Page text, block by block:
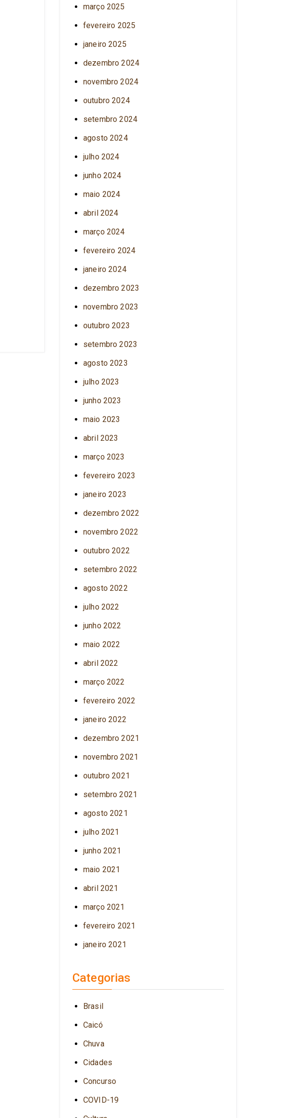
março 2025
fevereiro 2025
janeiro 2025
dezembro 2024
novembro 2024
outubro 2024
setembro 2024
agosto 2024
julho 2024
junho 2024
maio 2024
abril 2024
março 2024
fevereiro 2024
janeiro 2024
dezembro 2023
novembro 2023
outubro 2023
setembro 2023
agosto 2023
julho 2023
junho 2023
maio 2023
abril 2023
março 2023
fevereiro 2023
janeiro 2023
dezembro 2022
novembro 2022
outubro 2022
setembro 2022
agosto 2022
julho 2022
junho 2022
maio 2022
abril 2022
março 2022
fevereiro 2022
janeiro 2022
dezembro 2021
novembro 2021
outubro 2021
setembro 2021
agosto 2021
julho 2021
junho 2021
maio 2021
abril 2021
março 2021
fevereiro 2021
janeiro 2021
Categorias
Brasil
Caicó
Chuva
Cidades
Concurso
COVID-19